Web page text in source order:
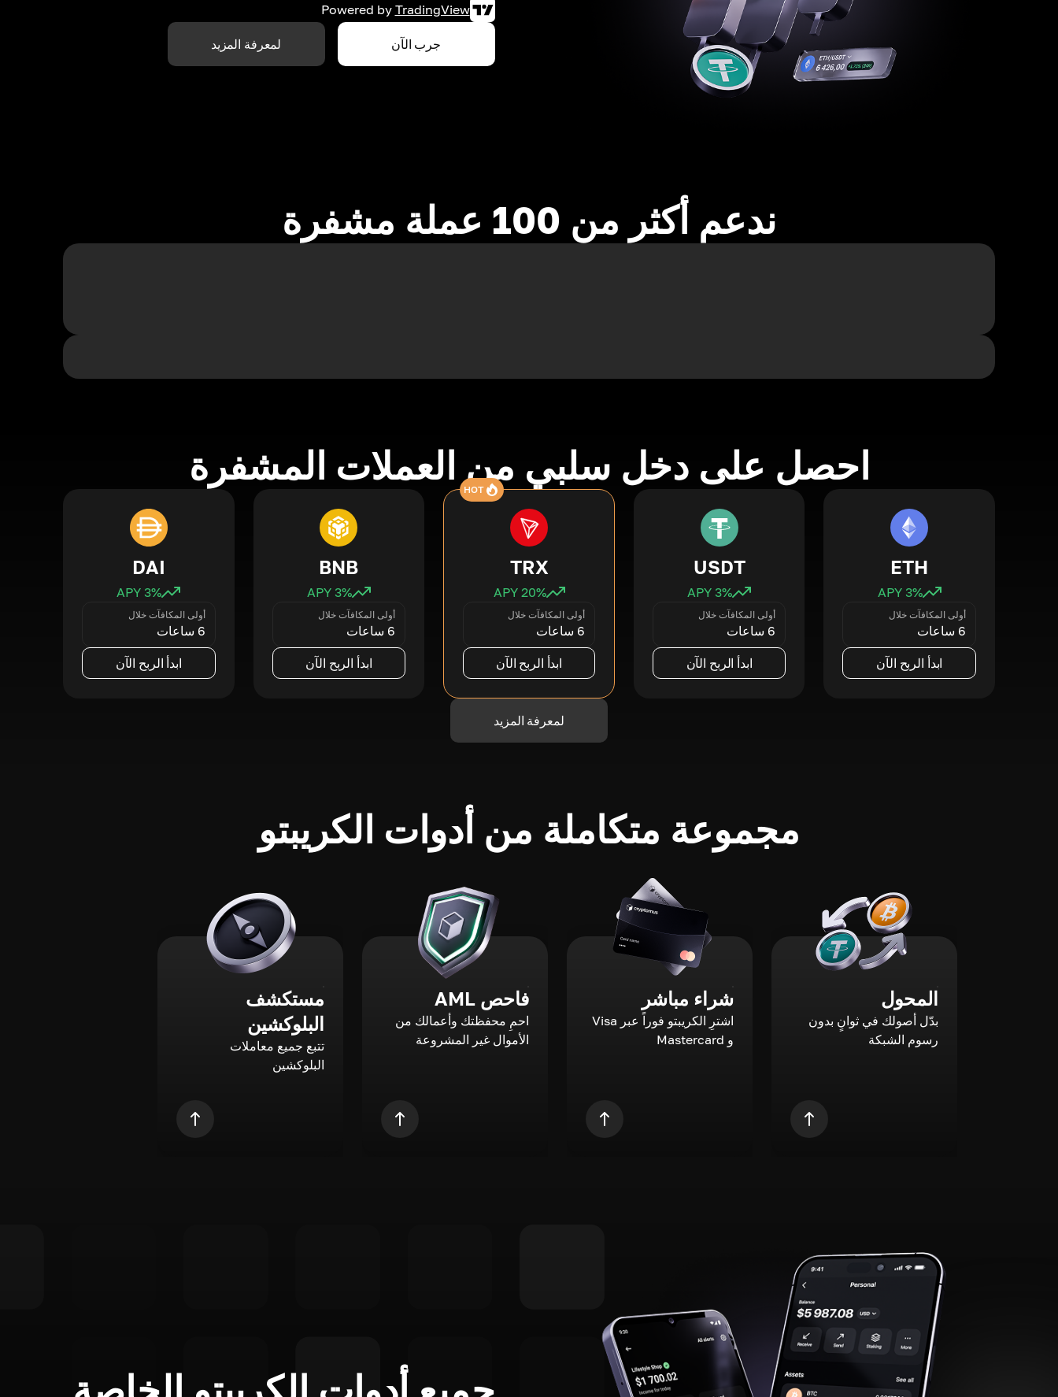
Powered by TradingView
جرب الآن لمعرفة المزيد
ندعم أكثر من 100 عملة مشفرة
احصل على دخل سلبي من العملات المشفرة
ETH
3% APY
أولى المكافآت خلال
6 ساعات
ابدأ الربح الآن
USDT
3% APY
أولى المكافآت خلال
6 ساعات
ابدأ الربح الآن
HOT
TRX
20% APY
أولى المكافآت خلال
6 ساعات
ابدأ الربح الآن
BNB
3% APY
أولى المكافآت خلال
6 ساعات
ابدأ الربح الآن
DAI
3% APY
أولى المكافآت خلال
6 ساعات
ابدأ الربح الآن
لمعرفة المزيد
مجموعة متكاملة من أدوات الكريبتو
المحول
بدّل أصولك في ثوانٍ بدون
رسوم الشبكة
شراء مباشر
اشترِ الكريبتو فوراً عبر Visa
و Mastercard
فاحص AML
احمِ محفظتك وأعمالك من
الأموال غير المشروعة
مستكشف
البلوكشين
تتبع جميع معاملات
البلوكشين